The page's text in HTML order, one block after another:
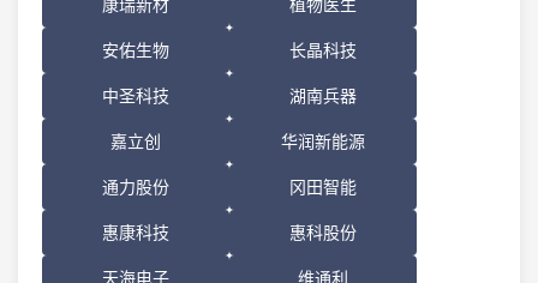
康瑞新材 植物医生
安佑生物 长晶科技
中圣科技 湖南兵器
嘉立创 华润新能源
通力股份 冈田智能
惠康科技 惠科股份
天海电子 维通利